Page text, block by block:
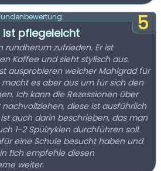
5
ist pflegeleicht
rundherum zufrieden. Er ist
Kaffee und sieht stylisch aus.
ausprobieren welcher Mahlgrad für
es aber aus um für sich den
Ich kann die Rezessionen über
diese ist ausführlich
auch darin beschrieben, das man
1-2 Spülzyklen durchführen soll.
eine Schule besucht haben und
❗️Ich empfehle diesen
weiter.